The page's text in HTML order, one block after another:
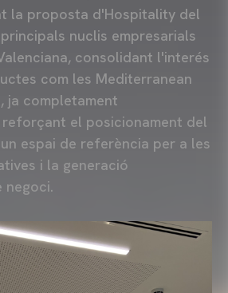
la proposta d'Hospitality del
nuclis empresarials
consolidant l'interés
com les Mediterranean
ja completament
el posicionament del
espai de referència per a les
i la generació